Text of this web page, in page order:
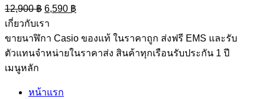
12,900฿ Original
price
was:
12,900 ฿.
6,590 ฿
price
6,590 ฿.
เกี่ยวกับเรา
ขายนาฬิกา Casio ของแท้ ในราคาถูก ส่งฟรี EMS และรับ
ตัวแทนจำหน่ายในราคาส่ง สินค้าทุกเรือนรับประกัน 1 ปี
เมนูหลัก
หน้าแรก